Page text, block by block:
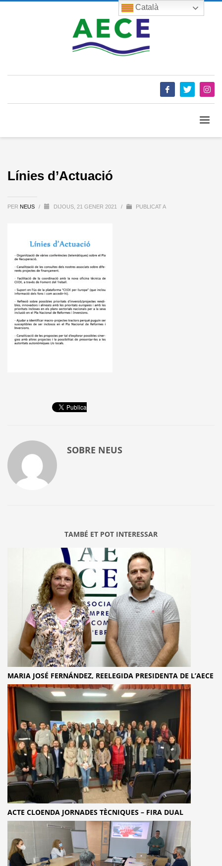
Línies d’Actuació
PER NEUS / DIJOUS, 21 GENER 2021 / PUBLICAT A
SOBRE NEUS
TAMBÉ ET POT INTERESSAR
MARIA JOSÉ FERNÁNDEZ, REELEGIDA PRESIDENTA DE L’AECE
ACTE CLOENDA JORNADES TÈCNIQUES – FIRA DUAL
Català